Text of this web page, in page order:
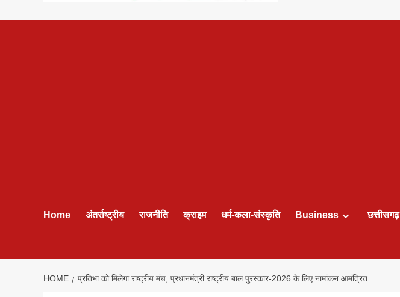
Home अंतर्राष्ट्रीय राजनीति क्राइम धर्म-कला-संस्कृति Business छत्तीसगढ़
HOME प्रतिभा को मिलेगा राष्ट्रीय मंच, प्रधानमंत्री राष्ट्रीय बाल पुरस्कार-2026 के लिए नामांकन आमंत्रित